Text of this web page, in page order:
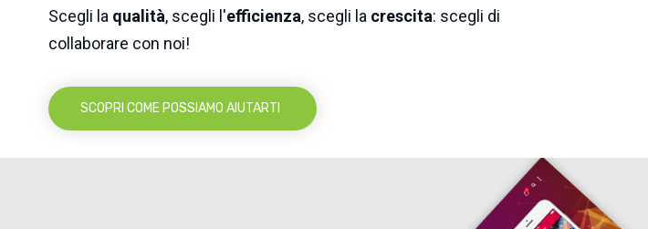
Scegli la qualità, scegli l'efficienza, scegli la crescita: scegli di
collaborare con noi!
SCOPRI COME POSSIAMO AIUTARTI